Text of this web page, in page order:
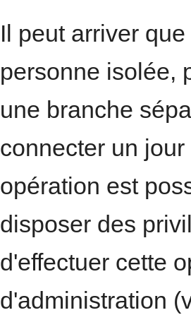
Il peut arriver
personne isolée,
une branche
connecter un
opération est
disposer des
d'effectuer cette
d'administration